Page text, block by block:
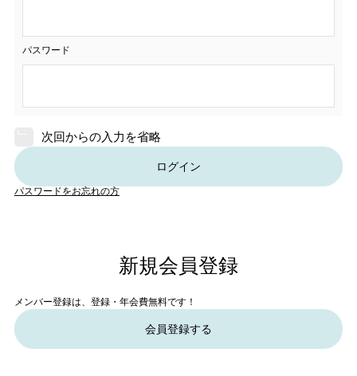
パスワード
次回からの入力を省略
ログイン
パスワードをお忘れの方
新規会員登録
メンバー登録は、登録・年会費無料です！
会員登録する